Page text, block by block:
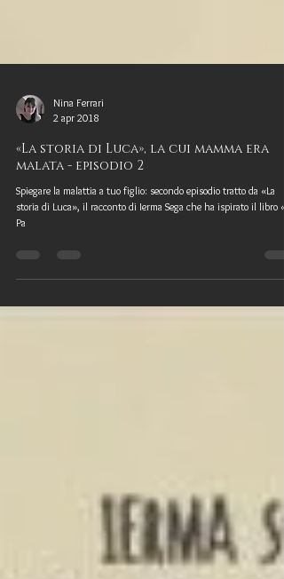
Nina Ferrari
2 apr 2018
«La storia di Luca», la cui mamma era
malata - episodio 2
Spiegare la malattia a tuo figlio: secondo episodio tratto da «La
Pa